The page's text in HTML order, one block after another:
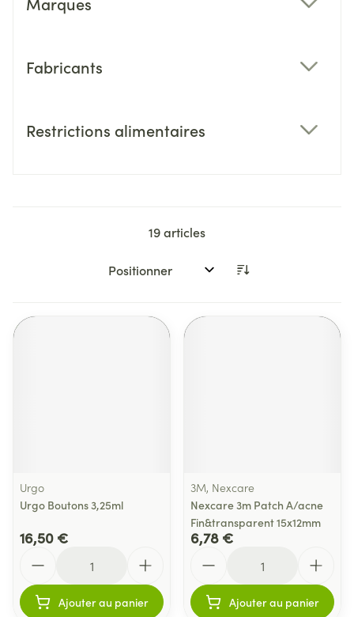
Fabricants
Restrictions alimentaires
19articles
Trier par:
Urgo
Urgo Boutons 3,25ml
16,50 €
Ajouter au panier
3M, Nexcare
Nexcare 3m Patch A/acne
Fin&transparent 15x12mm
6,78 €
Ajouter au panier